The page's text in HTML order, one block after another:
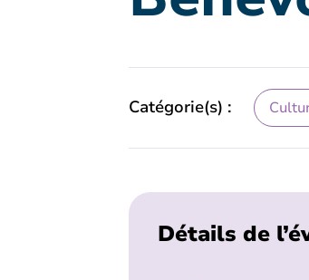
Catégorie(s) :
Détails de